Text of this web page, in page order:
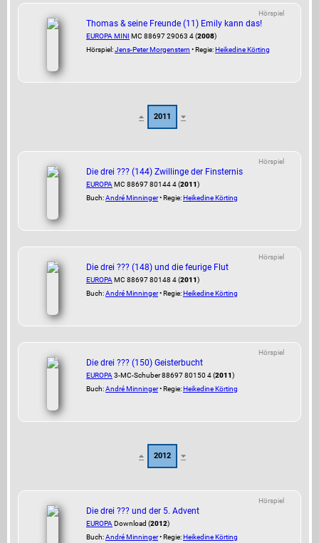
Hörspiel
Thomas & seine Freunde (11) Emily kann das!
EUROPA MINI MC 88697 29063 4 (2008)
Hörspiel:Jens-Peter Morgenstern • Regie:Heikedine Körting
2011
Hörspiel
Die drei ??? (144) Zwillinge der Finsternis
EUROPA MC 88697 80144 4 (2011)
Buch:André Minninger• Regie:Heikedine Körting
Hörspiel
Die drei ??? (148) und die feurige Flut
EUROPA MC 88697 80148 4 (2011)
Buch:André Minninger• Regie:Heikedine Körting
Hörspiel
Die drei ??? (150) Geisterbucht
EUROPA 3-MC-Schuber 88697 80150 4 (2011)
Buch:André Minninger• Regie:Heikedine Körting
2012
Hörspiel
Die drei ??? und der 5. Advent
EUROPA Download (2012)
Buch:André Minninger• Regie:Heikedine Körting